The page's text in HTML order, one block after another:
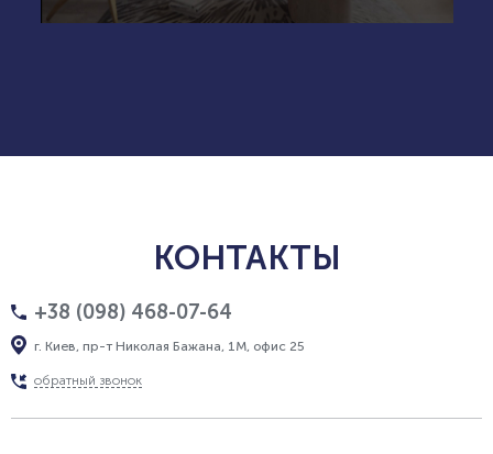
КОНТАКТЫ
+38 (098) 468-07-64
г. Киев, пр-т Николая Бажана, 1М, офис 25
обратный звонок